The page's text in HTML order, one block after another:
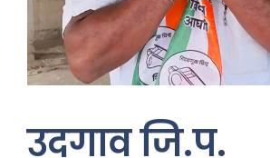
उदगाव जि.प.